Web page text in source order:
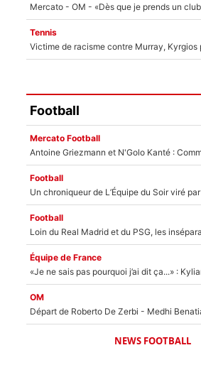
Tennis
Football
Mercato Football
Football
Football
Équipe de France
OM
NEWS FOOTBALL